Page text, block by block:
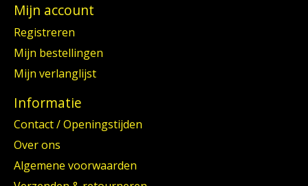
Mijn account
Registreren
Mijn bestellingen
Mijn verlanglijst
Informatie
Contact / Openingstijden
Over ons
Algemene voorwaarden